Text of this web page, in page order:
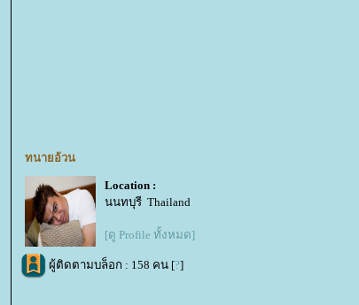
ทนายอ้วน
Location :
นนทบุรี Thailand
[ดู Profile ทั้งหมด]
ผู้ติดตามบล็อก : 158 คน [?]